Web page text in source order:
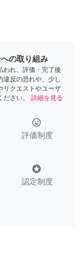
の取り組み
われ、評価・完了後
違反の恐れや、少し
リクエストやユーザ
さい。
詳細を見る
tag_faces
評価制度
stars
認定制度